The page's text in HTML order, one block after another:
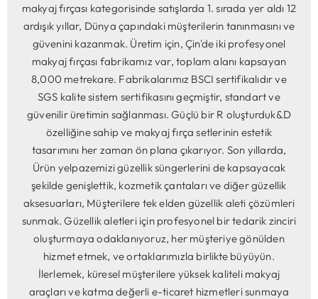
makyaj fırçası kategorisinde satışlarda 1. sırada yer aldı 12
ardışık yıllar, Dünya çapındaki müşterilerin tanınmasını ve
güvenini kazanmak. Üretim için, Çin'de iki profesyonel
makyaj fırçası fabrikamız var, toplam alanı kapsayan
8,000 metrekare. Fabrikalarımız BSCI sertifikalıdır ve
SGS kalite sistem sertifikasını geçmiştir, standart ve
güvenilir üretimin sağlanması. Güçlü bir R oluşturduk&D
özelliğine sahip ve makyaj fırça setlerinin estetik
tasarımını her zaman ön plana çıkarıyor. Son yıllarda,
Ürün yelpazemizi güzellik süngerlerini de kapsayacak
şekilde genişlettik, kozmetik çantaları ve diğer güzellik
aksesuarları, Müşterilere tek elden güzellik aleti çözümleri
sunmak. Güzellik aletleri için profesyonel bir tedarik zinciri
oluşturmaya odaklanıyoruz, her müşteriye gönülden
hizmet etmek, ve ortaklarımızla birlikte büyüyün.
İlerlemek, küresel müşterilere yüksek kaliteli makyaj
araçları ve katma değerli e-ticaret hizmetleri sunmaya